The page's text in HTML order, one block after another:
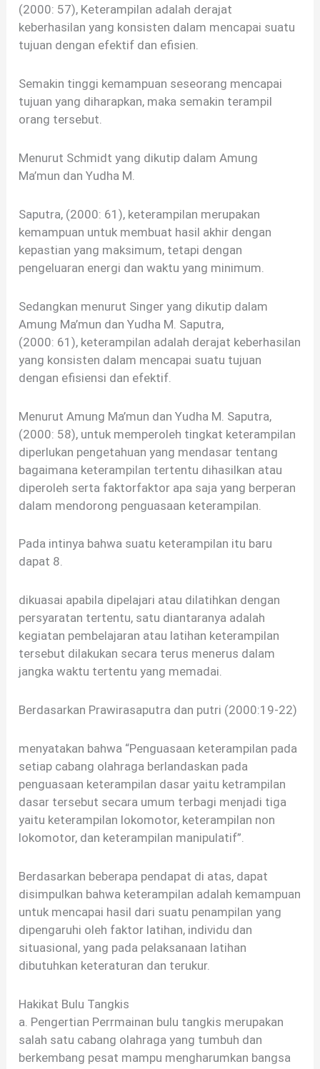
(2000: 57), Keterampilan adalah derajat
keberhasilan yang konsisten dalam mencapai suatu
tujuan dengan efektif dan efisien.
Semakin tinggi kemampuan seseorang mencapai
tujuan yang diharapkan, maka semakin terampil
orang tersebut.
Menurut Schmidt yang dikutip dalam Amung
Ma’mun dan Yudha M.
Saputra, (2000: 61), keterampilan merupakan
kemampuan untuk membuat hasil akhir dengan
kepastian yang maksimum, tetapi dengan
pengeluaran energi dan waktu yang minimum.
Sedangkan menurut Singer yang dikutip dalam
Amung Ma’mun dan Yudha M. Saputra,
(2000: 61), keterampilan adalah derajat keberhasilan
yang konsisten dalam mencapai suatu tujuan
dengan efisiensi dan efektif.
Menurut Amung Ma’mun dan Yudha M. Saputra,
(2000: 58), untuk memperoleh tingkat keterampilan
diperlukan pengetahuan yang mendasar tentang
bagaimana keterampilan tertentu dihasilkan atau
diperoleh serta faktorfaktor apa saja yang berperan
dalam mendorong penguasaan keterampilan.
Pada intinya bahwa suatu keterampilan itu baru
dapat 8.
dikuasai apabila dipelajari atau dilatihkan dengan
persyaratan tertentu, satu diantaranya adalah
kegiatan pembelajaran atau latihan keterampilan
tersebut dilakukan secara terus menerus dalam
jangka waktu tertentu yang memadai.
Berdasarkan Prawirasaputra dan putri (2000:19-22)
menyatakan bahwa “Penguasaan keterampilan pada
setiap cabang olahraga berlandaskan pada
penguasaan keterampilan dasar yaitu ketrampilan
dasar tersebut secara umum terbagi menjadi tiga
yaitu keterampilan lokomotor, keterampilan non
lokomotor, dan keterampilan manipulatif”.
Berdasarkan beberapa pendapat di atas, dapat
disimpulkan bahwa keterampilan adalah kemampuan
untuk mencapai hasil dari suatu penampilan yang
dipengaruhi oleh faktor latihan, individu dan
situasional, yang pada pelaksanaan latihan
dibutuhkan keteraturan dan terukur.
Hakikat Bulu Tangkis
a. Pengertian Perrmainan bulu tangkis merupakan
salah satu cabang olahraga yang tumbuh dan
berkembang pesat mampu mengharumkan bangsa